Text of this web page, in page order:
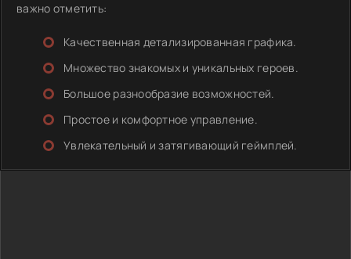
важно отметить:
Качественная детализированная графика.
Множество знакомых и уникальных героев.
Большое разнообразие возможностей.
Простое и комфортное управление.
Увлекательный и затягивающий геймплей.